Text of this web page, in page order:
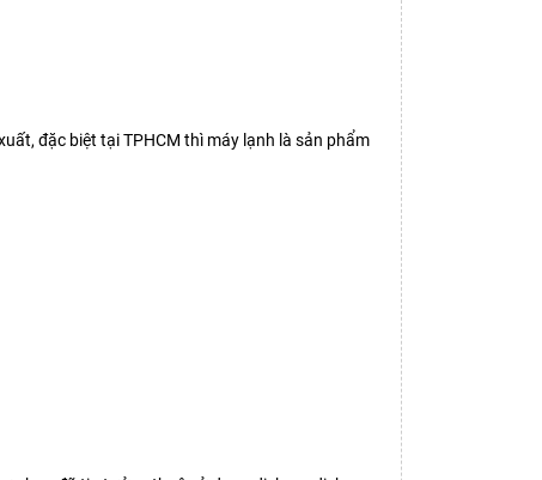
đặc biệt tại TPHCM thì máy lạnh là sản phẩm